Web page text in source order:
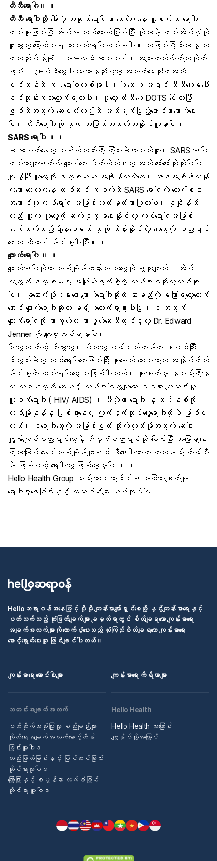
တီဘီရောဂါ။ ။
တီဘီရောဂါလို့ခေါ်တဲ့ အဆုတ်ရောဂါဟာ လေထဲကနေ ကူးစက်တဲ့ ရောဂါ
တစ်ခုဖြစ်ပြီး အိမ်မှာ တစ်ယောက်ဖြစ်ပြီ ဆိုတာနဲ့ တစ်အိမ်လုံးကို
ကူးသွားတဲ့ ကြောက်စရာ ကူးစက်ရောဂါတစ်ခုပါ။ သူဖြစ်ပြီဆိုတာနဲ့ လူ
ကလည်းပိန်ချုံး၊ အစားလည်း စားမဝင်၊ အဖျားတက်လိုက်ကျလိုက်
ဖြစ် ၊ ချောင်းဆိုးသွေးပါ သွေးအားနည်းပြီးတော့ အသက်သေဆုံးတဲ့အထိ
ပြင်းထန်တဲ့ ကပ်ရောဂါတစ်ခုပါ။ ဒါတွေက အရင် တီဘီဆေးမပေါ်
ခင်တုန်းကသာကြောက်ရတာပါ။ ခုတော့ တီဘီဆေး DOTS ပေါ်လာပြီ
ဖြစ်တဲ့အတွက် ဆေးပတ်လည်တဲ့ အထိရက်ပြည့်အောင်သာသောက်ပေး
ပါ။ တီဘီရောဂါကို သူက အပြတ်အသတ်အနိုင်ယူမှာပါ။
SARS ရောဂါ ။ ။
ခု စာဖတ်နေတဲ့ ပရိတ်သတ်ကြီး ကြုံဖူးခဲ့လားမသိဘူး။ SARS ရောဂါ
ကပ်ဘေးကျရောက်လို့ ကျောင်းတွေ ပိတ်လိုက်ရတဲ့ အထိ တော်တော်ဆိုးဆိုးဝါးဝါး
ပျံ့နှံ့ပြီး လူတွေကို ဒုက္ခပေးတဲ့ အချိန်တွေကိုလေ။ အဲဒီအချိန်တုန်ုး
ကတော့ လေထဲကနေ တစ်ဆင့် ကူးစက်တဲ့ SARS ရောဂါကို ကြောက်စရာ
အကောင်းဆုံး ကပ်ရောဂါ အဖြစ်သတ်မှတ်ထားကြတာပါ။ ခုချိန်ထိ
လည်း သူက လူတွေကို ဆက်ဒုက္ခပေးနိုင်တဲ့ ကပ်ရောဂါအဖြစ်
ဆက်လက်တည်ရှိနေပေမယ့် သူ့ကို ထိန်းနိုင်တဲ့ ဆေးတွေကို ပညာရှင်
တွေက တီထွင် နိုင်ခဲ့ပါပြီ။ ။
ကျောက်ရောဂါ ။ ။
ကျောက်ရောဂါ ဆိုတာ တစ်ချိန်တုန်းက လူတွေကို ရွာလုံးကျွတ်၊ အိမ်
လုံးကျွတ် ဒုက္ခပေးပြီး အပြုတ်ဖြုတ်ခဲ့တဲ့ ကပ်ရောဂါဆိုးကြီးတစ်ခု
ပါ။ ခုနောက်ပိုင်းမှာတော့ ကျောက်ရောဂါဆိုတဲ့ နာမည်ကို မကြားရတော့လောက်
အောင် ကျောက်ရောဂါဆိုတာ မရှိသလောက်ရှားသွားပါပြီ။ ဒီ အတွက်
ကျောက်ရောဂါကို ကာကွယ်တဲ့ ကာကွယ်ဆေးတီထွင်ခဲ့တဲ့ Dr. Edward
Jenner ကို ကျေးဇူးတင်ရမှာပါ။
ဒါတွေက ကိုယ့် ဘိုးဘွားတွေ၊ မိဘတွေ ငယ်ငယ်တုန်းက နာမည်ကြီး
ဆိုးသွမ်းခဲ့တဲ့ ကပ်ရောဂါတွေဖြစ်ပြီး ခုခေတ် ဆေးပညာက အနိုင်တိုက်
နိုင်ခဲ့တဲ့ ကပ်ရောဂါတွေ ပဲဖြစ်ပါတယ်။ ခုခေတ်မှာ နာမည်ကြီးနေ
တဲ့ ကုရာနတ္ထိ ဆေးမရှိ ကပ်ရောဂါတွေကျတော့ ခုခံအား ကျဆင်းမှု
ကူးစက်ရောဂါ ( HIV/ AIDS) ၊ အီဘိုလာ ရောဂါ နဲ့ တစ်နှစ်ကို
တစ်မျိုးနှုန်းနဲ့ ဖြစ်ပွားနေတဲ့ ကြက်ငှက်တုပ်ကွေးရောဂါတို့ပဲ ဖြစ်ပါ
တယ်။ ဒီရောဂါတွေကို အမြစ်ပြတ် တိုက်ထုတ်ဖို့အတွက် ဆေးဝါး
ကျွမ်းကျင်ပညာရှင်တွေနဲ့ သိပ္ပံပညာရှင်တို့ ပေါင်းပြီး အဖြေရှာနေ
ကြတာကြောင့် နောင်တစ်ချိန်ကျရင် ဒီရောဂါတွေက ကုသနည်း ကိုယ်စီ
နဲ့ ဖြစ်မယ့် ရောဂါတွေ ဖြစ်တော့မှာပါ ။ ။
Hello Health Group သည် ဆေးပညာဆိုင်ရာ အကြံပေးချက်များ၊
ရောဂါရှာဖွေခြင်းနှင့် ကုသခြင်းများ မပြုလုပ်ပါ။
Helloဆရာဝန်အနေဖြင့် ပိုမို ကျန်းမာပျော်ရွှင်စေဖို့ နှင့်ကျန်းမာရေးနှင့်
ပတ်သက်သည့် ဆုံးဖြတ်ချက်များ ချမှတ်ရာတွင် စိတ်ချရသော ကျန်းမာရေး
အချက်အလက်များကို ထောက်ပံ့ပေးသည့် ယုံကြည်စိတ်ချရသော ကျန်းမာရေး
စောင့်ရှောက်ပေးသူ ဖြစ်ချင်ပါတယ်။
ကျန်းမာရေး ဆောင်းပါးများ ကျန်းမာရေး ကိရိယာများ
သတင်းအချက်အလက်
ဝဘ်ဆိုက်အသုံးပြုမှု စည်းမျဉ်းများ
ကိုယ်ရေးအချက်အလက်စောင့်ထိန်း
ခြင်းမူဝါဒ
တည်းဖြတ်ခြင်းနှင့် ပြင်ဆင်ခြင်း
ဆိုင်ရာမူဝါဒ
ကြော်ငြာနှင့် စပွန်ဆာ လက်ခံခြင်း
ဆိုင်ရာ မူဝါဒ
Hello Health
Hello Health အကြောင်း
ကျွန်ုပ်တို့အကြောင်း